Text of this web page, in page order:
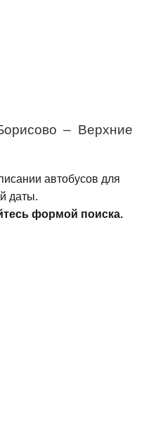
– Верхние
автобусов для
даты.
формой поиска.